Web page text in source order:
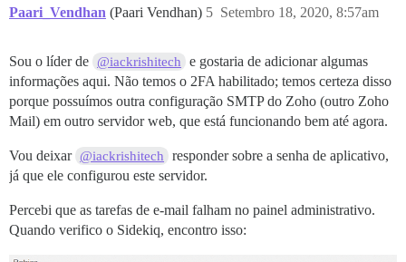
Paari_Vendhan (Paari Vendhan) Setembro 18, 2020, 8:57am
5
Sou o líder de @iackrishitech
e gostaria de adicionar algumas
informações aqui. Não temos o 2FA habilitado; temos certeza disso
porque possuímos outra configuração SMTP do Zoho (outro Zoho
Mail) em outro servidor web, que está funcionando bem até agora.
Vou deixar @iackrishitech
responder sobre a senha de aplicativo,
já que ele configurou este servidor.
Percebi que as tarefas de e-mail falham no painel administrativo.
Quando verifico o Sidekiq, encontro isso: